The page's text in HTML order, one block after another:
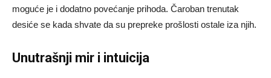
moguće je i dodatno povećanje prihoda. Čaroban trenutak
desiće se kada shvate da su prepreke prošlosti ostale iza njih.
Unutrašnji mir i intuicija